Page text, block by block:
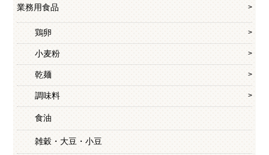
業務用食品
鶏卵
小麦粉
乾麺
調味料
食油
雑穀・大豆・小豆